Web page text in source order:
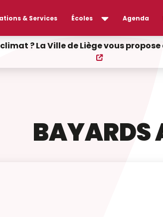
& Services Écoles Agenda
? La Ville de Liège vous
BAYARDS